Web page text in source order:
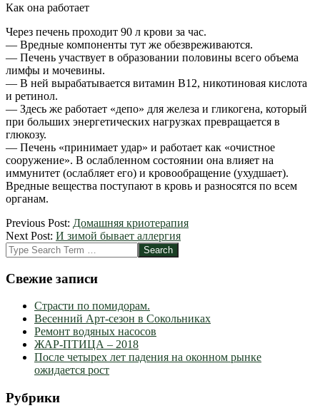
Как она работает
Через печень проходит 90 л крови за час.
— Вредные компоненты тут же обезвреживаются.
— Печень участвует в образовании половины всего объема
лимфы и мочевины.
— В ней вырабатывается витамин В12, никотиновая кислота
и ретинол.
— Здесь же работает «депо» для железа и гликогена, который
при больших энергетических нагрузках превращается в
глюкозу.
— Печень «принимает удар» и работает как «очистное
сооружение». В ослабленном состоянии она влияет на
иммунитет (ослабляет его) и кровообращение (ухудшает).
Вредные вещества поступают в кровь и разносятся по всем
органам.
2012-
09-
05
Previous Post: Домашняя криотерапия
Next Post: И зимой бывает аллергия
Search
Свежие записи
Страсти по помидорам.
Весенний Арт-сезон в Сокольниках
Ремонт водяных насосов
ЖАР-ПТИЦА – 2018
После четырех лет падения на оконном рынке
ожидается рост
Рубрики